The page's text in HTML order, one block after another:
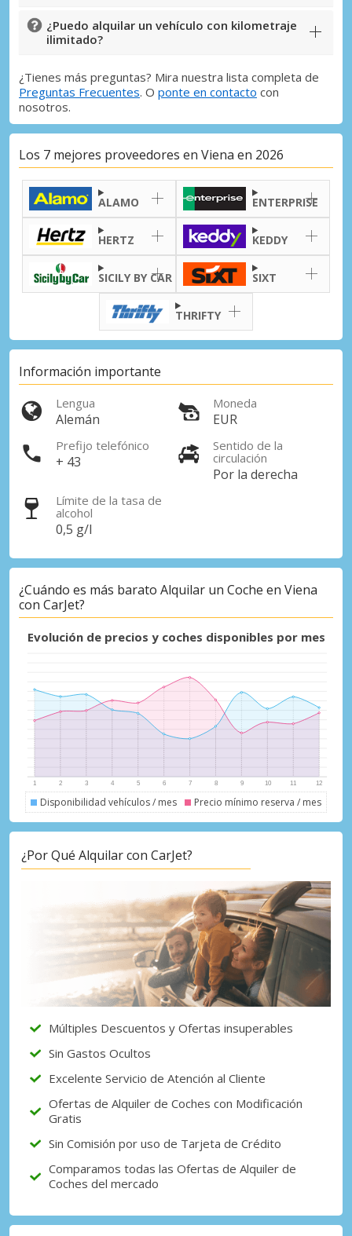
Accede a ofertas exclusivas de nuestros
proveedores.
¿Puedo alquilar un vehículo con kilometraje
ilimitado?
¿Tienes más preguntas? Mira nuestra lista completa de
Preguntas Frecuentes. O ponte en contacto con
nosotros.
Los 7 mejores proveedores en Viena en 2026
ALAMO ENTERPRISE
HERTZ KEDDY
SICILY BY CAR SIXT
THRIFTY
Información importante
Lengua
Alemán
Moneda
EUR
Prefijo telefónico
+ 43
Sentido de la
circulación
Por la derecha
Límite de la tasa de
alcohol
0,5 g/l
¿Cuándo es más barato Alquilar un Coche en Viena
con CarJet?
Evolución de precios y coches disponibles por mes
Disponibilidad vehículos / mes Precio mínimo reserva / mes
¿Por Qué Alquilar con CarJet?
Múltiples Descuentos y Ofertas insuperables
Sin Gastos Ocultos
Excelente Servicio de Atención al Cliente
Ofertas de Alquiler de Coches con Modificación
Gratis
Sin Comisión por uso de Tarjeta de Crédito
Comparamos todas las Ofertas de Alquiler de
Coches del mercado